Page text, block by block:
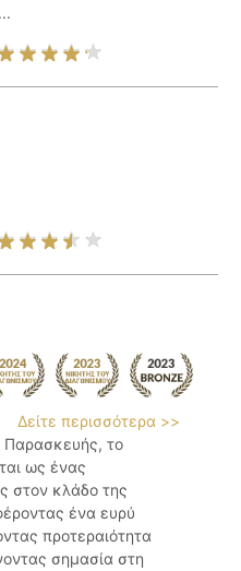
Δείτε περισσότερα >>
Παρασκευής, το
ως ένας
στον κλάδο της
ένα ευρύ
προτεραιότητα
σημασία στη